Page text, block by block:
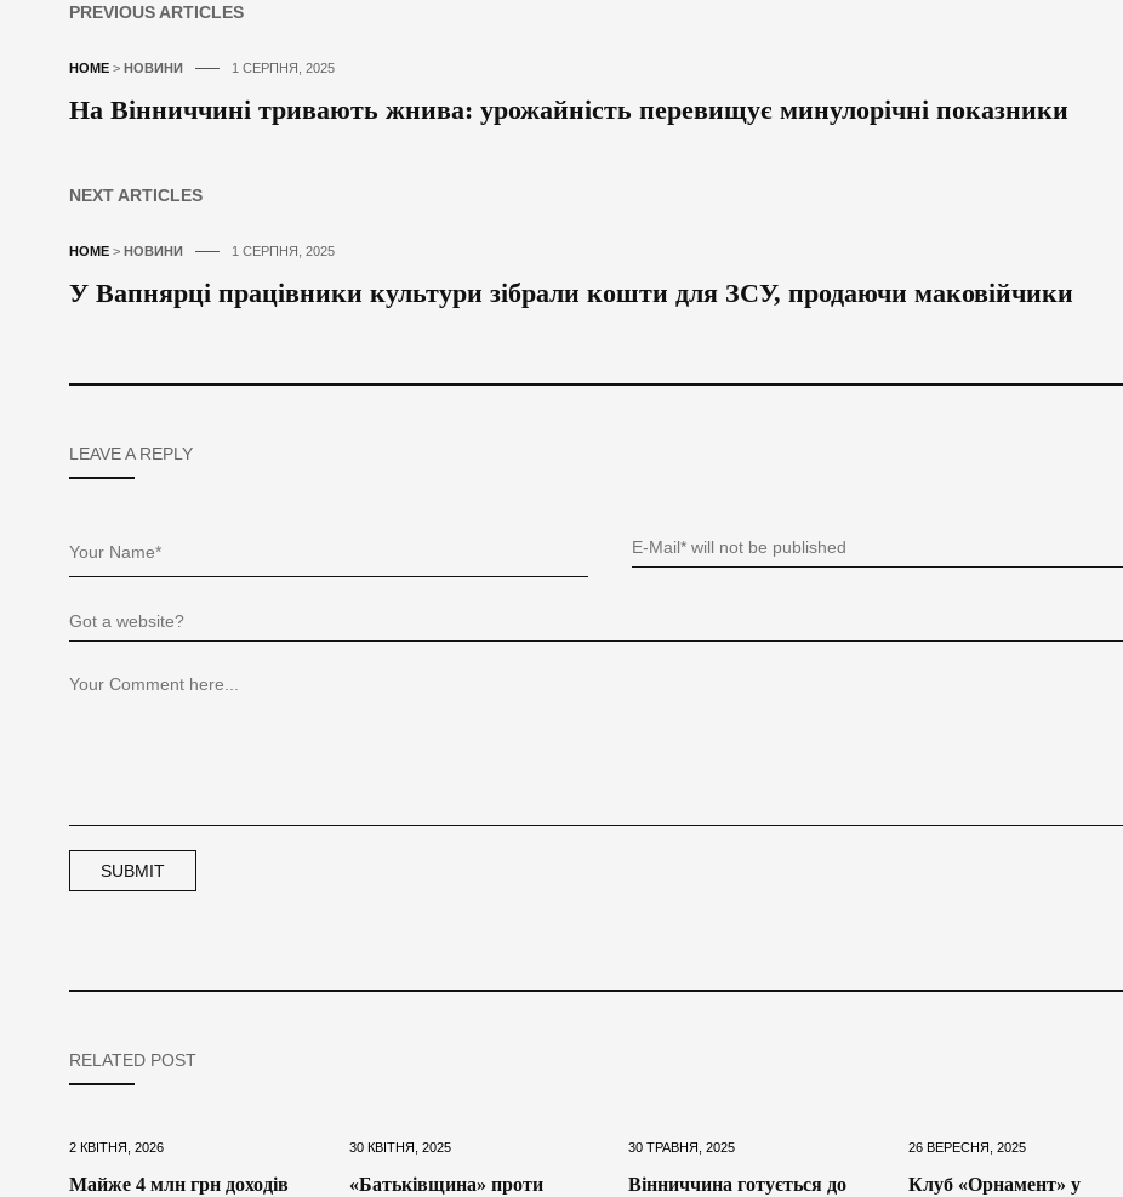
PREVIOUS ARTICLES
HOME > НОВИНИ 1 СЕРПНЯ, 2025
На Вінниччині тривають жнива: урожайність перевищує минулорічні показники
NEXT ARTICLES
HOME > НОВИНИ 1 СЕРПНЯ, 2025
У Вапнярці працівники культури зібрали кошти для ЗСУ, продаючи маковійчики
LEAVE A REPLY
RELATED POST
2 КВІТНЯ, 2026
Майже 4 млн грн доходів
30 КВІТНЯ, 2025
«Батьківщина» проти
30 ТРАВНЯ, 2025
Вінниччина готується до
26 ВЕРЕСНЯ, 2025
Клуб «Орнамент» у